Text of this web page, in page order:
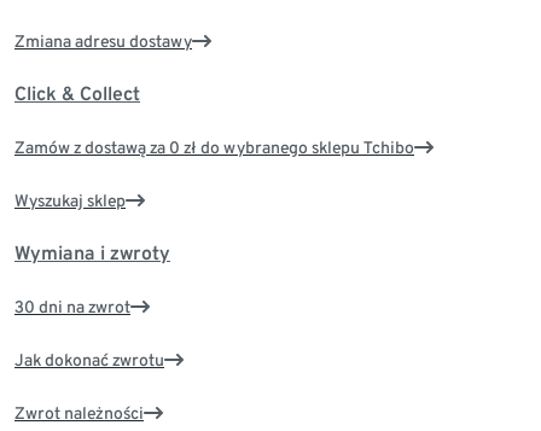
Zmiana adresu dostawy
Click & Collect
Zamów z dostawą za 0 zł do wybranego sklepu Tchibo
Wyszukaj sklep
Wymiana i zwroty
30 dni na zwrot
Jak dokonać zwrotu
Zwrot należności